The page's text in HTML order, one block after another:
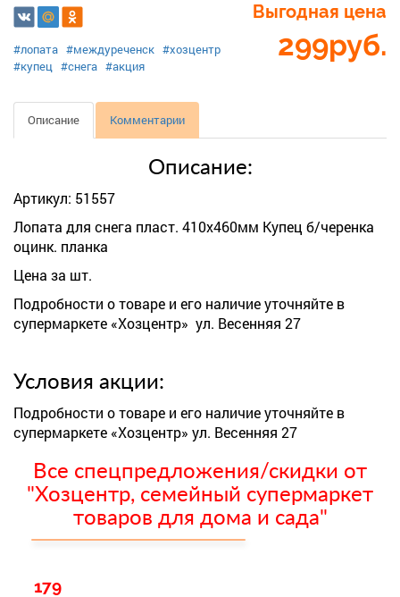
Выгодная цена
299руб.
#лопата #междуреченск #хозцентр
#купец #снега #акция
Описание Комментарии
Описание:
Артикул: 51557
Лопата для снега пласт. 410х460мм Купец б/черенка
оцинк. планка
Цена за шт.
Подробности о товаре и его наличие уточняйте в
супермаркете «Хозцентр» ул. Весенняя 27
Условия акции:
Подробности о товаре и его наличие уточняйте в
супермаркете «Хозцентр» ул. Весенняя 27
Все спецпредложения/скидки от
"Хозцентр, семейный супермаркет
товаров для дома и сада"
179